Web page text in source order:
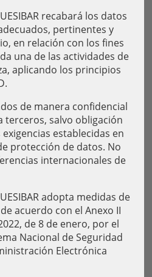
recabará los datos
pertinentes y
en relación con los fines
una de las actividades de
aplicando los principios
de manera confidencial
terceros, salvo obligación
establecidas en
protección de datos. No
internacionales de
adopta medidas de
acuerdo con el Anexo II
de 8 de enero, por el
Nacional de Seguridad
Electrónica